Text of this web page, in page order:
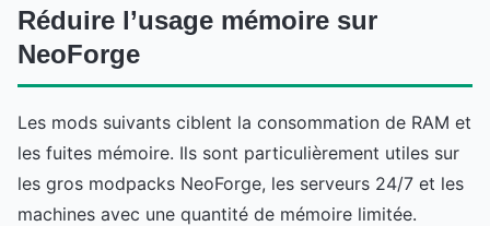
Réduire l’usage mémoire sur
NeoForge
Les mods suivants ciblent la consommation de RAM et
les fuites mémoire. Ils sont particulièrement utiles sur
les gros modpacks NeoForge, les serveurs 24/7 et les
machines avec une quantité de mémoire limitée.